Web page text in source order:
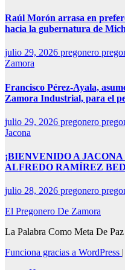
Raúl Morón arrasa en
hacia la gubernatura de
julio 29, 2026 pregonero
Zamora
Francisco Pérez-Ayala,
Zamora Industrial, para el
julio 29, 2026 pregonero
Jacona
¡BIENVENIDO A
ALFREDO RAMÍREZ
julio 28, 2026 pregonero
El Pregonero De Zamora
La Palabra Como Meta De Paz
Funciona gracias a WordPress |